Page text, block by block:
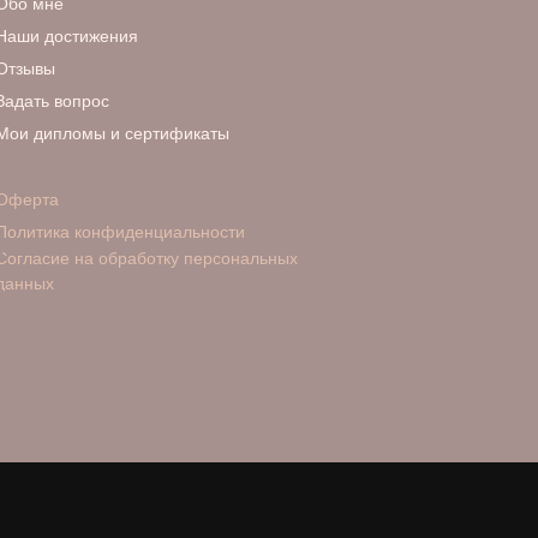
конфиденциальности
на обработку персональных
достижения
вопрос
дипломы и сертификаты